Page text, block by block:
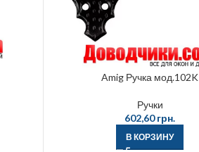
Amig Ручка мод.102K
Ручки
602,60грн.
В КОРЗИНУ